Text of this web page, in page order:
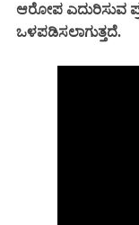
ಆರೋಪ ಎದುರಿಸುವ
ಒಳಪಡಿಸಲಾಗುತ್ತದೆ.